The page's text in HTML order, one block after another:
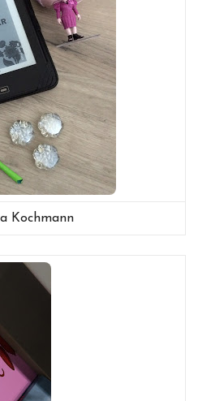
Kochmann